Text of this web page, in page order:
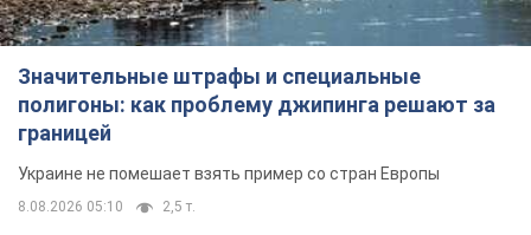
Значительные штрафы и специальные
полигоны: как проблему джипинга решают за
границей
Украине не помешает взять пример со стран Европы
8.08.2026 05:10 2,5 т.